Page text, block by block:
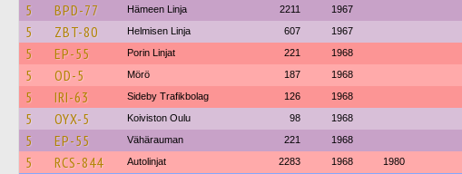
5 BPD-77 Hämeen Linja 2211 1967
5 ZBT-80 Helmisen Linja 607 1967
5 EP-55 Porin Linjat 221 1968
5 OD-5 Mörö 187 1968
5 IRI-63 Sideby Trafikbolag 126 1968
5 OYX-5 Koiviston Oulu 98 1968
5 EP-55 Vähärauman 221 1968
5 RCS-844 Autolinjat 2283 1968 1980